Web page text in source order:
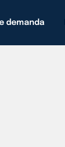
demanda